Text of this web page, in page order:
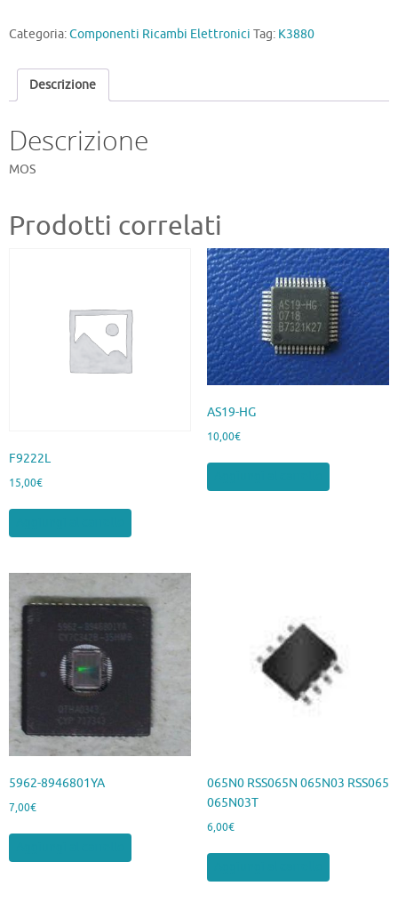
Categoria:Componenti Ricambi Elettronici Tag: K3880
Descrizione
Descrizione
MOS
Prodotti correlati
F9222L
15,00€
AS19-HG
10,00€
5962-8946801YA
7,00€
065N0 RSS065N 065N03 RSS065
065N03T
6,00€